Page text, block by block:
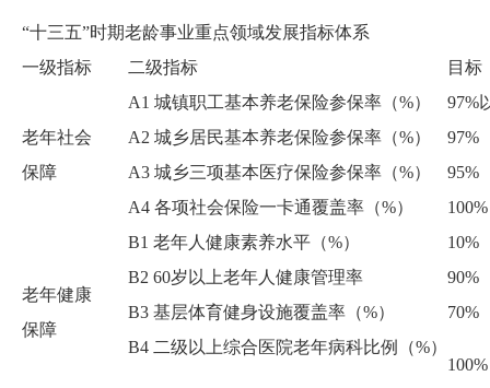
“十三五”时期老龄事业重点领域发展指标体系
一级指标
二级指标 目标
老年社会
保障
A1 城镇职工基本养老保险参保率（%） 97%
A2 城乡居民基本养老保险参保率（%）
97%
A3 城乡三项基本医疗保险参保率（%）
95%
A4 各项社会保险一卡通覆盖率（%） 100%
老年健康
保障
B1 老年人健康素养水平（%）
10%
B2 60岁以上老年人健康管理率 90%
B3 基层体育健身设施覆盖率（%） 70%
B4 二级以上综合医院老年病科比例（%）
100%